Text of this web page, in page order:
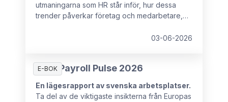
utmaningarna som HR står inför, hur dessa
trender påverkar företag och medarbetare,
ha det strategiska inflytande som krävs för att
03-06-2026
E-BOK
HR & Payroll Pulse 2026
En lägesrapport av svenska arbetsplatser.
Ta del av de viktigaste insikterna från Europas